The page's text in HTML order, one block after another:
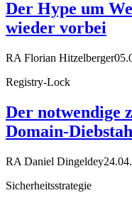
Der Hype um
wieder vorbei
RA Florian Hitzelberger
Registry-Lock
Der notwendige
Domain-
RA Daniel Dingeldey
Sicherheitsstrategie